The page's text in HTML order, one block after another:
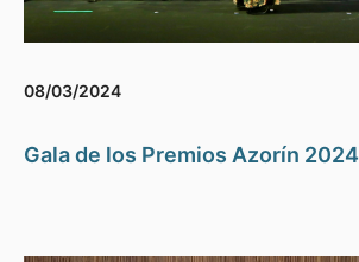
08/03/2024
Gala de los Premios Azorín 2024